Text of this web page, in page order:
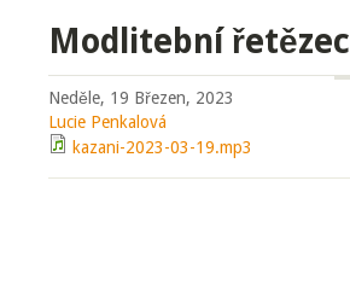
Modlitební řetězec
Neděle, 19 Březen, 2023
Lucie Penkalová
kazani-2023-03-19.mp3